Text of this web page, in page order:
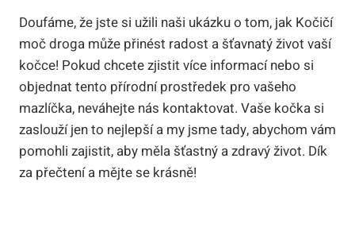
Doufáme,⁤ že jste si užili‍ naši ukázku o tom, jak Kočičí
moč droga může ⁤přinést⁢ radost​ a‌ šťavnatý život vaší
kočce! Pokud chcete zjistit více informací nebo si
objednat tento přírodní ⁣prostředek ‌pro vašeho
mazlíčka, neváhejte nás kontaktovat. Vaše kočka si
zaslouží jen to nejlepší ⁣a ⁤my jsme tady, abychom vám
pomohli zajistit, aby měla šťastný a zdravý život. Dík
za ⁤přečtení a mějte ‌se ​krásně!